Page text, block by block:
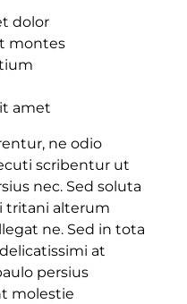
dolor
montes
amet
ne odio
scribentur ut
nec. Sed soluta
tritani alterum
ne. Sed in tota
at
persius
molestie